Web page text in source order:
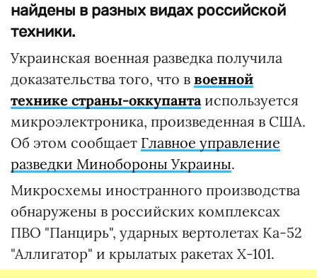
найдены в разных видах российской
техники.
Украинская военная разведка получила
доказательства того, что в военной
технике страны-оккупантаиспользуется
микроэлектроника, произведенная в США.
Об этом сообщает Главное управление
разведки Минобороны Украины.
Микросхемы иностранного производства
обнаружены в российских комплексах
ПВО "Панцирь", ударных вертолетах Ка-52
"Аллигатор" и крылатых ракетах Х-101.